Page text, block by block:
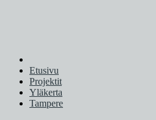
Etusivu
Projektit
Yläkerta
Tampere